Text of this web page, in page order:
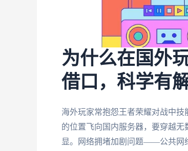
为什么在国外
借口，科学有
海外玩家常抱怨王者荣耀对战中
的位置飞向国内服务器，要穿越
显。网络拥堵加剧问题——公共网